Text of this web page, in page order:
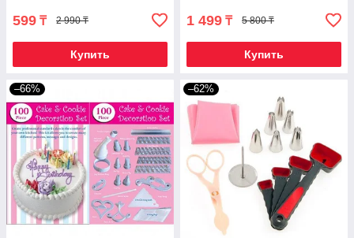
599 ₸ 2 990 ₸
Купить
1 499 ₸ 5 800 ₸
Купить
–66% –62%